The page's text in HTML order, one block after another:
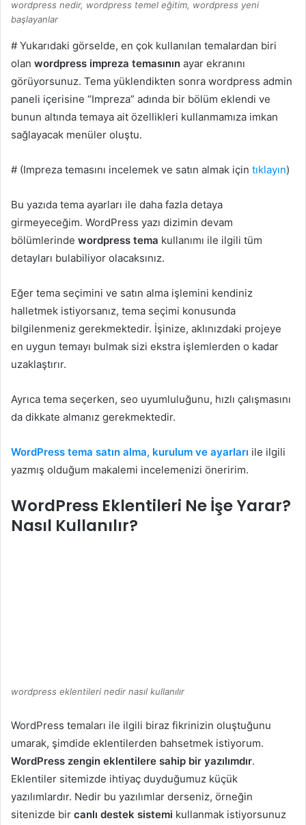
wordpress nedir, wordpress temel eğitim, wordpress yeni
başlayanlar
# Yukarıdaki görselde, en çok kullanılan temalardan biri
olan wordpress impreza temasının ayar ekranını
görüyorsunuz. Tema yüklendikten sonra wordpress admin
paneli içerisine “Impreza” adında bir bölüm eklendi ve
bunun altında temaya ait özellikleri kullanmamıza imkan
sağlayacak menüler oluştu.
# (Impreza temasını incelemek ve satın almak için tıklayın)
Bu yazıda tema ayarları ile daha fazla detaya
girmeyeceğim. WordPress yazı dizimin devam
bölümlerinde wordpress tema kullanımı ile ilgili tüm
detayları bulabiliyor olacaksınız.
Eğer tema seçimini ve satın alma işlemini kendiniz
halletmek istiyorsanız, tema seçimi konusunda
bilgilenmeniz gerekmektedir. İşinize, aklınızdaki projeye
en uygun temayı bulmak sizi ekstra işlemlerden o kadar
uzaklaştırır.
Ayrıca tema seçerken, seo uyumluluğunu, hızlı çalışmasını
da dikkate almanız gerekmektedir.
WordPress tema satın alma, kurulum ve ayarları ile ilgili
yazmış olduğum makalemi incelemenizi öneririm.
WordPress Eklentileri Ne İşe Yarar?
Nasıl Kullanılır?
wordpress eklentileri nedir nasıl kullanılır
WordPress temaları ile ilgili biraz fikrinizin oluştuğunu
umarak, şimdide eklentilerden bahsetmek istiyorum.
WordPress zengin eklentilere sahip bir yazılımdır.
Eklentiler sitemizde ihtiyaç duyduğumuz küçük
yazılımlardır. Nedir bu yazılımlar derseniz, örneğin
sitenizde bir canlı destek sistemi kullanmak istiyorsunuz